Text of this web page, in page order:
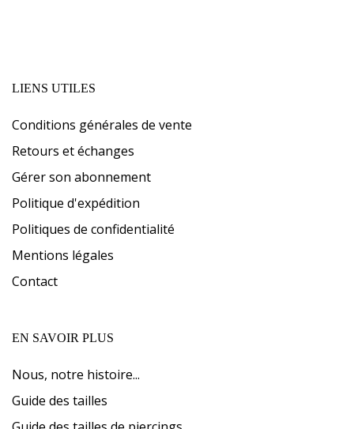
LIENS UTILES
Conditions générales de vente
Retours et échanges
Gérer son abonnement
Politique d'expédition
Politiques de confidentialité
Mentions légales
Contact
EN SAVOIR PLUS
Nous, notre histoire...
Guide des tailles